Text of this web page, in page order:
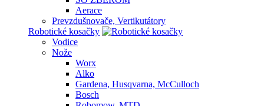
Aerace
Prevzdušnovače, Vertikutátory
Robotické kosačky
Vodice
Nože
Worx
Alko
Gardena, Husqvarna, McCulloch
Bosch